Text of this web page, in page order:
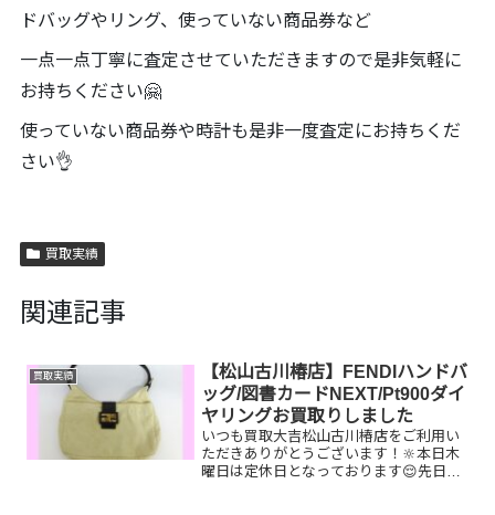
ドバッグやリング、使っていない商品券など
一点一点丁寧に査定させていただきますので是非気軽に
お持ちください🤗
使っていない商品券や時計も是非一度査定にお持ちくだ
さい👌
買取実績
関連記事
買取実績
【松山古川椿店】FENDIハンドバ
ッグ/図書カードNEXT/Pt900ダイ
ヤリングお買取りしました
いつも買取大吉松山古川椿店をご利用い
ただきありがとうございます！🔆本日木
曜日は定休日となっております😌先日お